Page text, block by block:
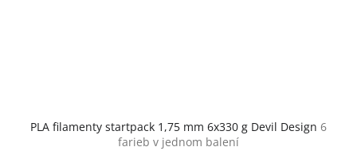
PLA filamenty startpack 1,75 mm 6x330 g Devil Design 6
farieb v jednom balení